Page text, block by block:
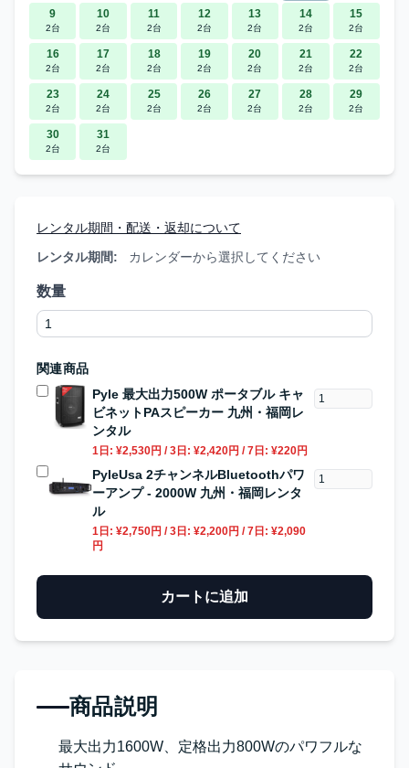
9
2台
10
2台
11
2台
12
2台
13
2台
14
2台
15
2台
16
2台
17
2台
18
2台
19
2台
20
2台
21
2台
22
2台
23
2台
24
2台
25
2台
26
2台
27
2台
28
2台
29
2台
30
2台
31
2台
レンタル期間・配送・返却について
レンタル期間:
カレンダーから選択してください
数量
関連商品
Pyle 最大出力500W ポータブル キャ
ビネットPAスピーカー 九州・福岡レ
ンタル
1日: ¥2,530円 / 3日: ¥2,420円 / 7日: ¥220円
PyleUsa 2チャンネルBluetoothパワ
ーアンプ - 2000W 九州・福岡レンタ
ル
1日: ¥2,750円 / 3日: ¥2,200円 / 7日: ¥2,090
円
カートに追加
商品説明
最大出力1600W、定格出力800Wのパワフルな